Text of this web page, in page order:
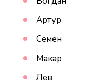
Артур
Семен
Макар
Лев